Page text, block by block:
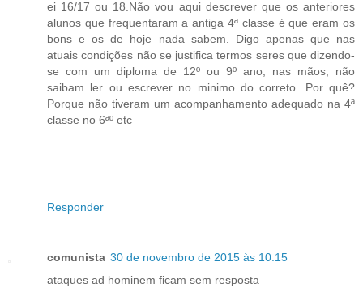
ei 16/17 ou 18.Não vou aqui descrever que os anteriores
alunos que frequentaram a antiga 4ª classe é que eram os
bons e os de hoje nada sabem. Digo apenas que nas
atuais condições não se justifica termos seres que dizendo-
se com um diploma de 12º ou 9º ano, nas mãos, não
saibam ler ou escrever no minimo do correto. Por quê?
Porque não tiveram um acompanhamento adequado na 4ª
classe no 6ªº etc
Responder
comunista 30 de novembro de 2015 às 10:15
ataques ad hominem ficam sem resposta